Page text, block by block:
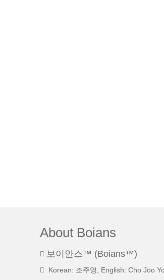
About Boians
보이안스™ (Boians™)
Korean: 조주영, English: Cho Joo